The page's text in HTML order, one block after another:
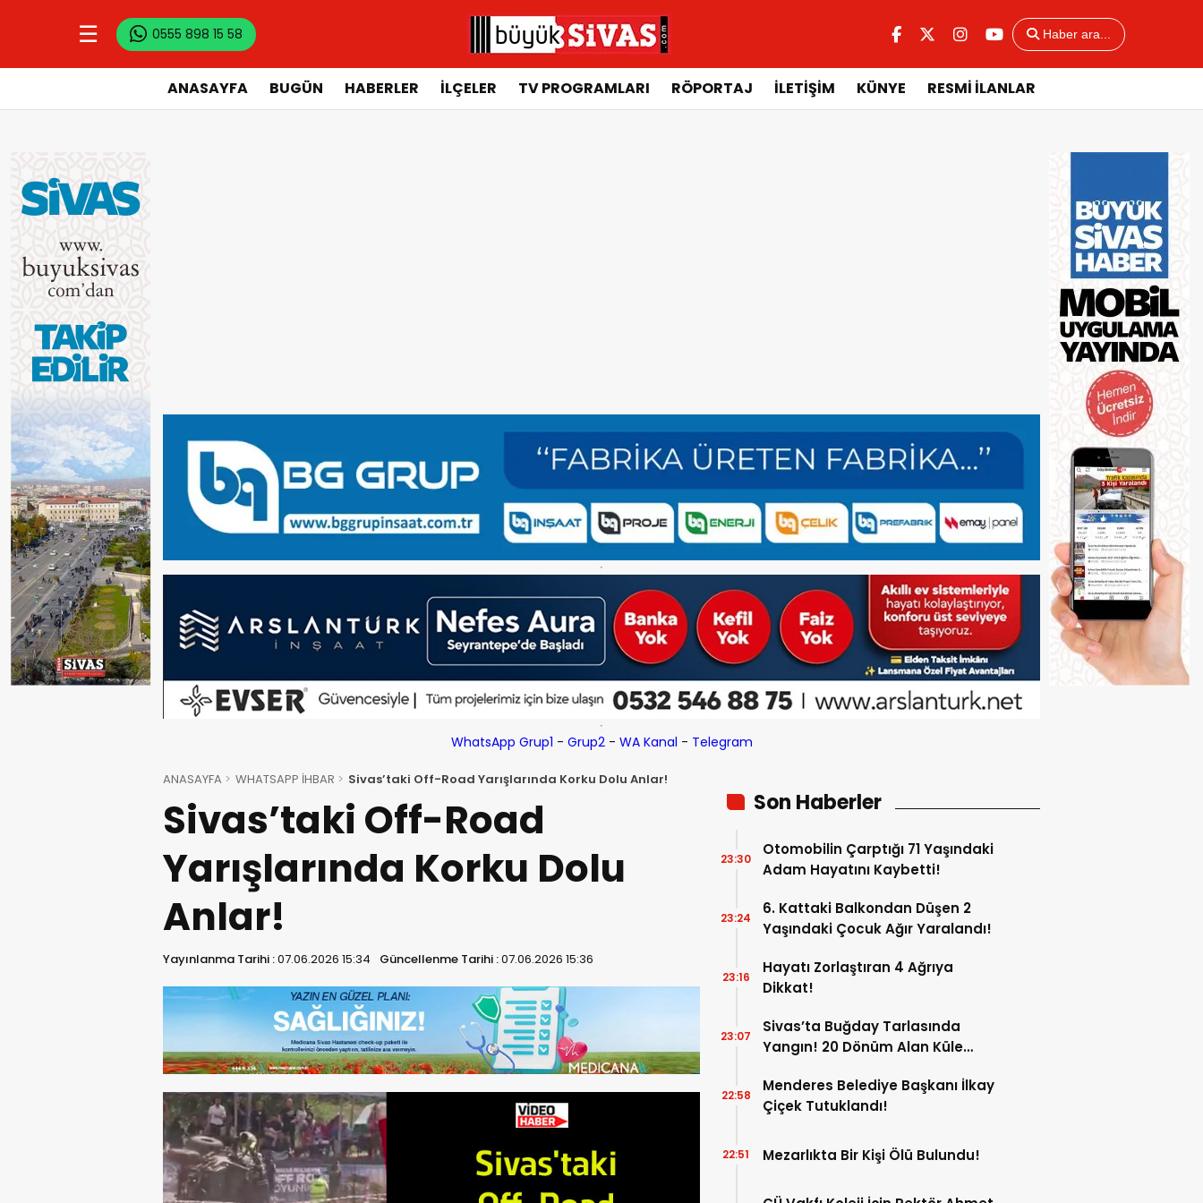
☰ 0555 898 15 58 Haber ara...
ANASAYFA BUGÜN HABERLER İLÇELER TV PROGRAMLARI RÖPORTAJ İLETİŞİM KÜNYE RESMİ İLANLAR
WhatsApp Grup1 - Grup2- WA Kanal - Telegram
ANASAYFA WHATSAPP İHBAR Sivas’taki Off-Road Yarışlarında Korku Dolu Anlar!
Sivas’taki Off-Road
Yarışlarında Korku Dolu
Anlar!
Yayınlanma Tarihi :07.06.2026 15:34 Güncellenme Tarihi :07.06.2026 15:36
Son Haberler
Otomobilin Çarptığı 71 Yaşındaki
Adam Hayatını Kaybetti!
23:30
6. Kattaki Balkondan Düşen 2
Yaşındaki Çocuk Ağır Yaralandı!
23:24
Hayatı Zorlaştıran 4 Ağrıya
Dikkat!
23:16
Sivas’ta Buğday Tarlasında
Yangın! 20 Dönüm Alan Küle
23:07
Menderes Belediye Başkanı İlkay
Çiçek Tutuklandı!
22:58
Mezarlıkta Bir Kişi Ölü Bulundu!
22:51